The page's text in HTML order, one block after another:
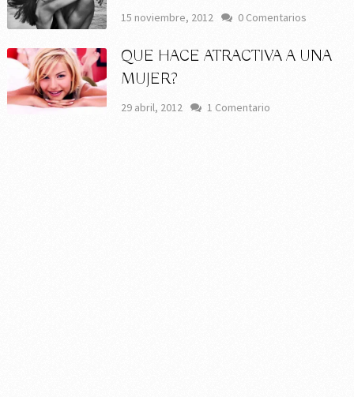
15 noviembre, 2012 0 Comentarios
QUE HACE ATRACTIVA A UNA
MUJER?
29 abril, 2012 1 Comentario